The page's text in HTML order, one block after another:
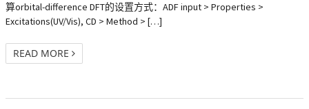
算orbital-difference DFT的设置方式：ADF input > Properties >
Excitations(UV/Vis), CD > Method > […]
READ MORE